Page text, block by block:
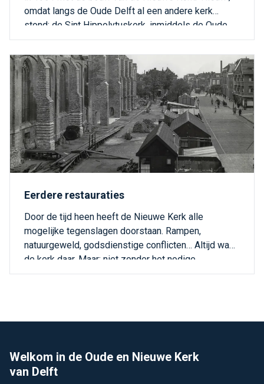
omdat langs de Oude Delft al een andere kerk
stond: de Sint Hippolytuskerk, inmiddels de Oude
Kerk genaamd.
Eerdere restauraties
Door de tijd heen heeft de Nieuwe Kerk alle
mogelijke tegenslagen doorstaan. Rampen,
natuurgeweld, godsdienstige conflicten… Altijd was
de kerk daar. Maar: niet zonder het nodige
onderhoud en restauraties.
Welkom in de Oude en Nieuwe Kerk
van Delft